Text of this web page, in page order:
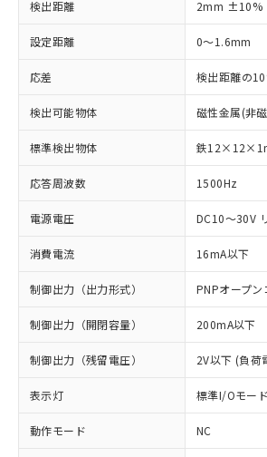
検出距離 2mm ±10%
設定距離 0～1.6mm
応差 検出距離の
検出可能物体 磁性金属(非
標準検出物体 鉄
応答周波数 1500Hz
電源電圧 DC10～30V
消費電流 16mA以下
制御出力（出力形式） PNPオープン
制御出力（開閉容量） 200mA以下
制御出力（残留電圧） 2V以下 (負
表示灯 標準I/Oモー
動作モード NC